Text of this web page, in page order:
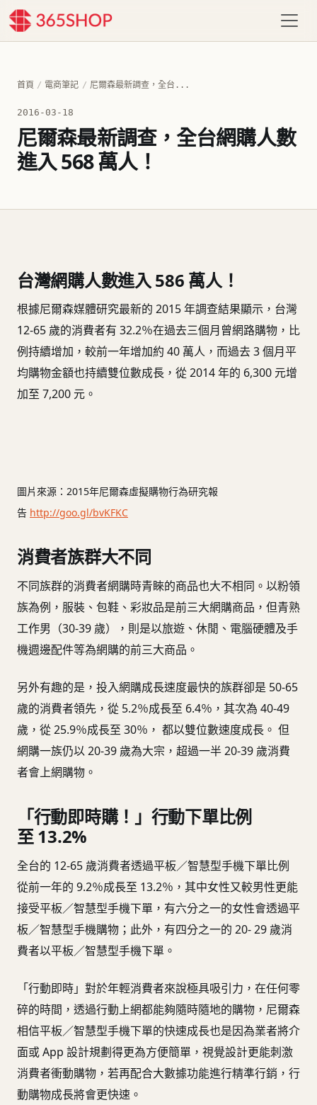
首頁 / 電商筆記 / 尼爾森最新調查，全台...
2016-03-18
尼爾森最新調查，全台網購人數
進入 568 萬人！
台灣網購人數進入 586 萬人！
根據尼爾森媒體研究最新的 2015 年調查結果顯示，台灣
12-65 歲的消費者有 32.2％在過去三個月曾網路購物，比
例持續增加，較前一年增加約 40 萬人，而過去 3 個月平
均購物金額也持續雙位數成長，從 2014 年的 6,300 元增
加至 7,200 元。
圖片來源： 2015年尼爾森虛擬購物行為研究報
告 http://goo.gl/bvKFKC
消費者族群大不同
不同族群的消費者網購時青睞的商品也大不相同。以粉領
族為例，服裝、包鞋、彩妝品是前三大網購商品，但青熟
工作男（30-39 歲），則是以旅遊、休閒、電腦硬體及手
機週邊配件等為網購的前三大商品。
另外有趣的是，投入網購成長速度最快的族群卻是 50-65
歲的消費者領先，從 5.2％成長至 6.4％，其次為 40-49
歲，從 25.9％成長至 30％， 都以雙位數速度成長。 但
網購一族仍以 20-39 歲為大宗，超過一半 20-39 歲消費
者會上網購物。
「行動即時購！」行動下單比例
至 13.2%
全台的 12-65 歲消費者透過平板／智慧型手機下單比例
從前一年的 9.2％成長至 13.2％，其中女性又較男性更能
接受平板／智慧型手機下單，有六分之一的女性會透過平
板／智慧型手機購物；此外，有四分之一的 20- 29 歲消
費者以平板／智慧型手機下單。
「行動即時」對於年輕消費者來說極具吸引力，在任何零
碎的時間，透過行動上網都能夠隨時隨地的購物，尼爾森
相信平板／智慧型手機下單的快速成長也是因為業者將介
面或 App 設計規劃得更為方便簡單，視覺設計更能刺激
消費者衝動購物，若再配合大數據功能進行精準行銷，行
動購物成長將會更快速。